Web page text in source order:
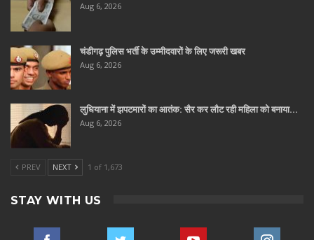
Aug 6, 2026
चंडीगढ़ पुलिस भर्ती के उम्मीदवारों के लिए जरूरी खबर
Aug 6, 2026
लुधियाना में झपटमारों का आतंक: सैर कर लौट रही महिला को बनाया…
Aug 6, 2026
PREV NEXT 1 of 1,673
STAY WITH US